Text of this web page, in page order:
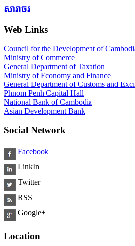
សារាចរ
Web Links
Council for the Development of
Ministry of Commerce
General Department of Taxation
Ministry of Economy and Finance
General Department of Customs and
Phnom Penh Capital Hall
National Bank of Cambodia
Asian Development Bank
Social Network
Facebook
LinkIn
Twitter
RSS
Google+
Location